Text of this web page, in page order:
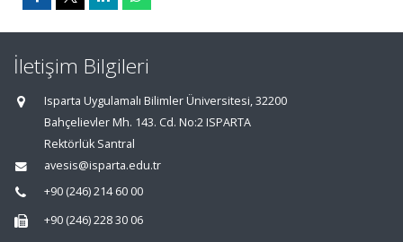
İletişim Bilgileri
Isparta Uygulamalı Bilimler Üniversitesi, 32200
Bahçelievler Mh. 143. Cd. No:2 ISPARTA
Rektörlük Santral
avesis@isparta.edu.tr
+90 (246) 214 60 00
+90 (246) 228 30 06